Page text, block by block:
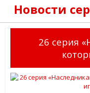
Новости
26 серия